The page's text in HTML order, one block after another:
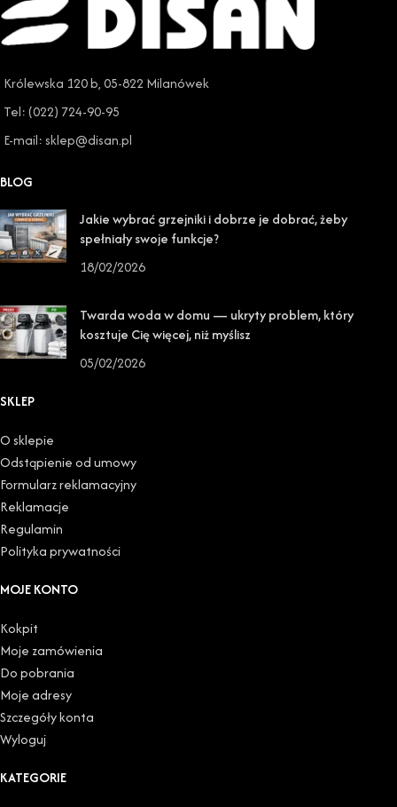
Królewska 120 b, 05-822 Milanówek
Tel: (022) 724-90-95
E-mail: sklep@disan.pl
BLOG
Jakie wybrać grzejniki i dobrze je dobrać, żeby
spełniały swoje funkcje?
18/02/2026
Twarda woda w domu — ukryty problem, który
kosztuje Cię więcej, niż myślisz
05/02/2026
SKLEP
O sklepie
Odstąpienie od umowy
Formularz reklamacyjny
Reklamacje
Regulamin
Polityka prywatności
MOJE KONTO
Kokpit
Moje zamówienia
Do pobrania
Moje adresy
Szczegóły konta
Wyloguj
KATEGORIE